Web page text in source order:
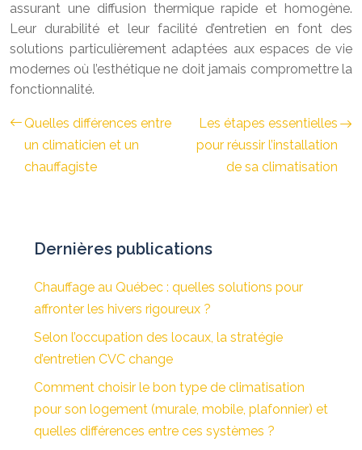
assurant une diffusion thermique rapide et homogène.
Leur durabilité et leur facilité d’entretien en font des
solutions particulièrement adaptées aux espaces de vie
modernes où l’esthétique ne doit jamais compromettre la
fonctionnalité.
Quelles différences entre
un climaticien et un
chauffagiste
Les étapes essentielles
pour réussir l’installation
de sa climatisation
Dernières publications
Chauffage au Québec : quelles solutions pour
affronter les hivers rigoureux ?
Selon l’occupation des locaux, la stratégie
d’entretien CVC change
Comment choisir le bon type de climatisation
pour son logement (murale, mobile, plafonnier) et
quelles différences entre ces systèmes ?